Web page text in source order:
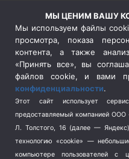
(510)
Сельское хозяйство (3)
Социальная политика
(3)
Спецоперация в Украине
Спецоперация на Украине
Спорт (740)
Терроризм (1)
Транспорт (262)
МЫ ЦЕНИМ ВАШУ
Мы используем файлы
просмотра, показа
контента, а также
«Принять все», вы
файлов cookie, и вами
конфиденциальности.
Этот сайт использует
предоставляемый компанией ООО
Л. Толстого, 16 (далее —
технологию «cookie» —
компьютере пользователей с